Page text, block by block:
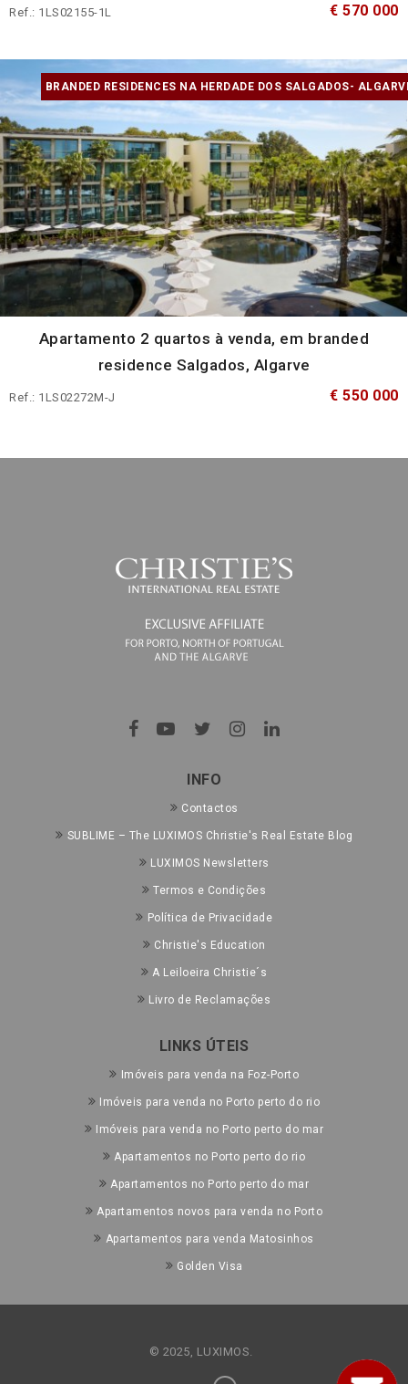
Ref.: 1LS02155-1L € 570 000
BRANDED RESIDENCES NA HERDADE DOS SALGADOS-
Apartamento 2 quartos à venda, em branded
residence Salgados, Algarve
Ref.: 1LS02272M-J € 550 000
INFO
Contactos
SUBLIME – The LUXIMOS Christie's Real Estate Blog
LUXIMOS Newsletters
Termos e Condições
Política de Privacidade
Christie's Education
A Leiloeira Christie´s
Livro de Reclamações
LINKS ÚTEIS
Imóveis para venda na Foz-Porto
Imóveis para venda no Porto perto do rio
Imóveis para venda no Porto perto do mar
Apartamentos no Porto perto do rio
Apartamentos no Porto perto do mar
Apartamentos novos para venda no Porto
Apartamentos para venda Matosinhos
Golden Visa
© 2025, LUXIMOS.